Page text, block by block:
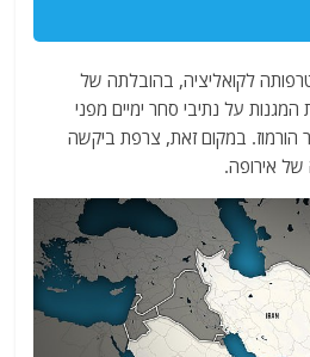
לקואליציה, בהובלתה של
על נתיבי סחר ימיים מפני
הורמוז. במקום זאת, צרפת ביקשה
של אירופה.